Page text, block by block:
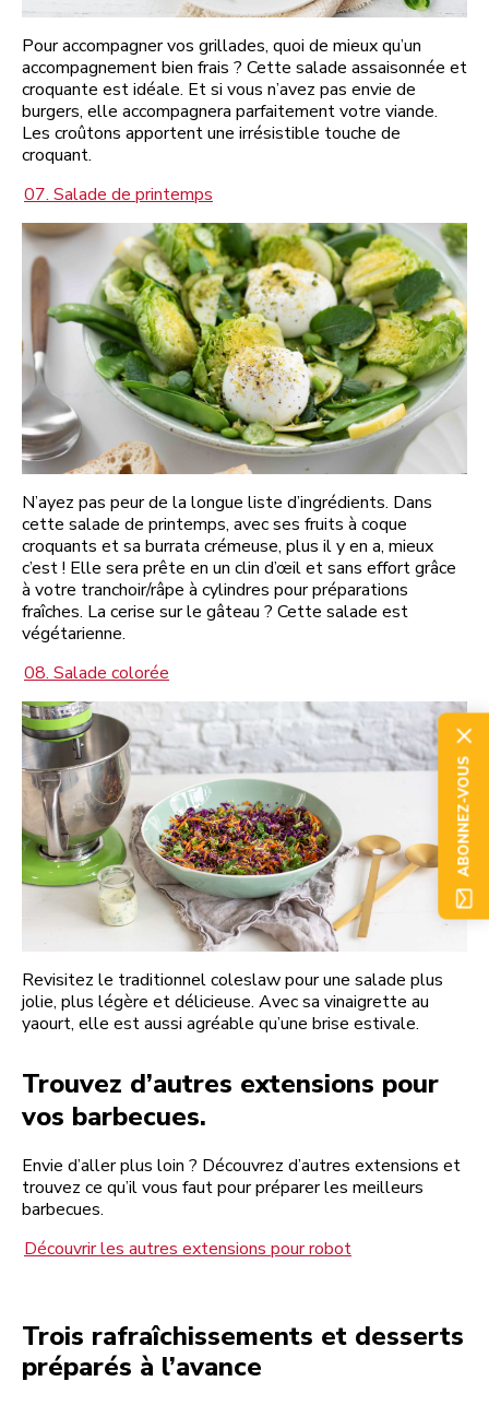
Pour accompagner vos grillades, quoi de mieux qu’un
accompagnement bien frais ? Cette salade assaisonnée et
croquante est idéale. Et si vous n’avez pas envie de
burgers, elle accompagnera parfaitement votre viande.
Les croûtons apportent une irrésistible touche de
croquant.
07. Salade de printemps
N’ayez pas peur de la longue liste d’ingrédients. Dans
cette salade de printemps, avec ses fruits à coque
croquants et sa burrata crémeuse, plus il y en a, mieux
c’est ! Elle sera prête en un clin d’œil et sans effort grâce
à votre tranchoir/râpe à cylindres pour préparations
fraîches. La cerise sur le gâteau ? Cette salade est
végétarienne.
08. Salade colorée
Revisitez le traditionnel coleslaw pour une salade plus
jolie, plus légère et délicieuse. Avec sa vinaigrette au
yaourt, elle est aussi agréable qu’une brise estivale.
Trouvez d’autres extensions pour
vos barbecues.
Envie d’aller plus loin ? Découvrez d’autres extensions et
trouvez ce qu’il vous faut pour préparer les meilleurs
barbecues.
Découvrir les autres extensions pour robot
Trois rafraîchissements et desserts
préparés à l’avance
ABONNEZ-VOUS